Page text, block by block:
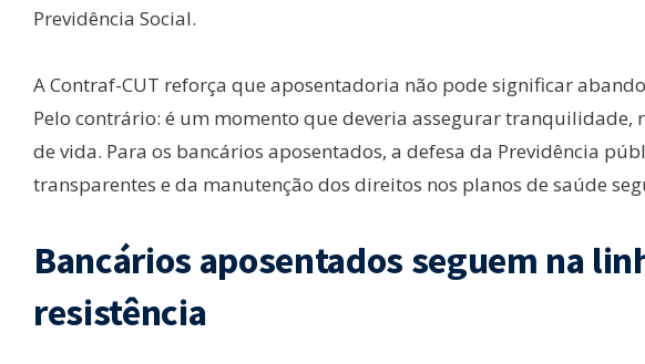
Previdência Social.
A Contraf-CUT reforça que aposentadoria não pode significar
Pelo contrário: é um momento que deveria assegurar tranquilidade,
de vida. Para os bancários aposentados, a defesa da Previdência
transparentes e da manutenção dos direitos nos planos de saúde
Bancários aposentados seguem na
resistência